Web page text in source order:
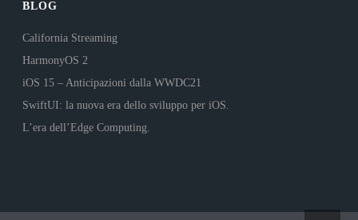
BLOG
California Streaming
HarmonyOS 2
iOS 15 – Anticipazioni dalla WWDC21
SwiftUI: la nuova era dello sviluppo per iOS.
L’era dell’Edge Computing.